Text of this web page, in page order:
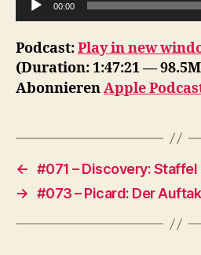
u
d
i
o
a
y
00:00
Podcast:Play in new
(Duration: 1:47:21 —
AbonnierenApple
← #071 – Discovery:
→ #073 – Picard: Der